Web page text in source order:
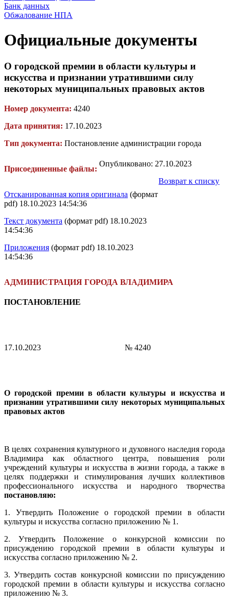
Банк данных
Обжалование НПА
Официальные документы
О городской премии в области культуры и
искусства и признании утратившими силу
некоторых муниципальных правовых актов
Номер документа: 4240
Дата принятия: 17.10.2023
Тип документа: Постановление администрации города
Присоединенные файлы:
Отсканированная копия оригинала (формат
pdf) 18.10.2023 14:54:36
Текст документа (формат pdf) 18.10.2023
14:54:36
Приложения (формат pdf) 18.10.2023
14:54:36
АДМИНИСТРАЦИЯ ГОРОДА ВЛАДИМИРА
ПОСТАНОВЛЕНИЕ
17.10.2023 № 4240
О городской премии в области культуры и искусства и
признании утратившими силу некоторых муниципальных
правовых актов
В целях сохранения культурного и духовного наследия города
Владимира как областного центра, повышения роли
учреждений культуры и искусства в жизни города, а также в
целях поддержки и стимулирования лучших коллективов
профессионального искусства и народного творчества
постановляю:
1. Утвердить Положение о городской премии в области
культуры и искусства согласно приложению № 1.
2. Утвердить Положение о конкурсной комиссии по
присуждению городской премии в области культуры и
искусства согласно приложению № 2.
3. Утвердить состав конкурсной комиссии по присуждению
городской премии в области культуры и искусства согласно
приложению № 3.
Опубликовано: 27.10.2023
Возврат к списку